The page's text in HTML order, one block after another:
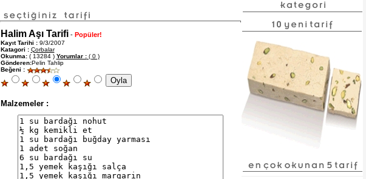
Halim Aşı Tarifi - Popüler!
Kayıt Tarihi :9/3/2007
Katagori : Çorbalar
Okunma:( 13284 ) Yorumlar :( 0 )
Gönderen:Pelin Tahlip
Beğeni :
Malzemeler :